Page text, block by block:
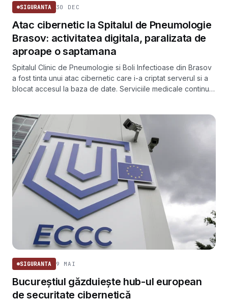
SIGURANTA 30 DEC
Atac cibernetic la Spitalul de Pneumologie
Brasov: activitatea digitala, paralizata de
aproape o saptamana
Spitalul Clinic de Pneumologie si Boli Infectioase din Brasov
a fost tinta unui atac cibernetic care i-a criptat serverul si a
blocat accesul la baza de date. Serviciile medicale continua,
SIGURANTA 9 MAI
Bucureștiul găzduiește hub-ul european
de securitate cibernetică